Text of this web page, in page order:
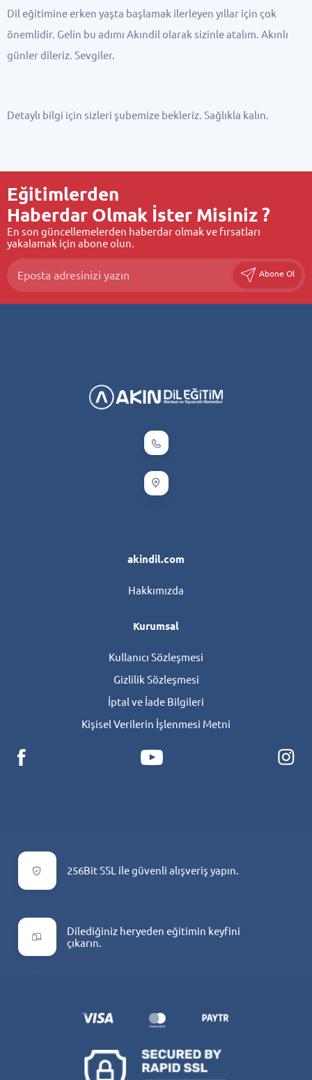
Dil eğitimine erken yaşta başlamak ilerleyen yıllar için çok
önemlidir. Gelin bu adımı Akındil olarak sizinle atalım. Akınlı
günler dileriz. Sevgiler.
Detaylı bilgi için sizleri şubemize bekleriz. Sağlıkla kalın.
Eğitimlerden
Haberdar Olmak İster Misiniz ?
En son güncellemelerden haberdar olmak ve fırsatları
yakalamak için abone olun.
Abone Ol
akindil.com
Hakkımızda
Kurumsal
Kullanıcı Sözleşmesi
Gizlilik Sözleşmesi
İptal ve İade Bilgileri
Kişisel Verilerin İşlenmesi Metni
256Bit SSL ile güvenli alışveriş yapın.
Dilediğiniz heryeden eğitimin keyfini
çıkarın.